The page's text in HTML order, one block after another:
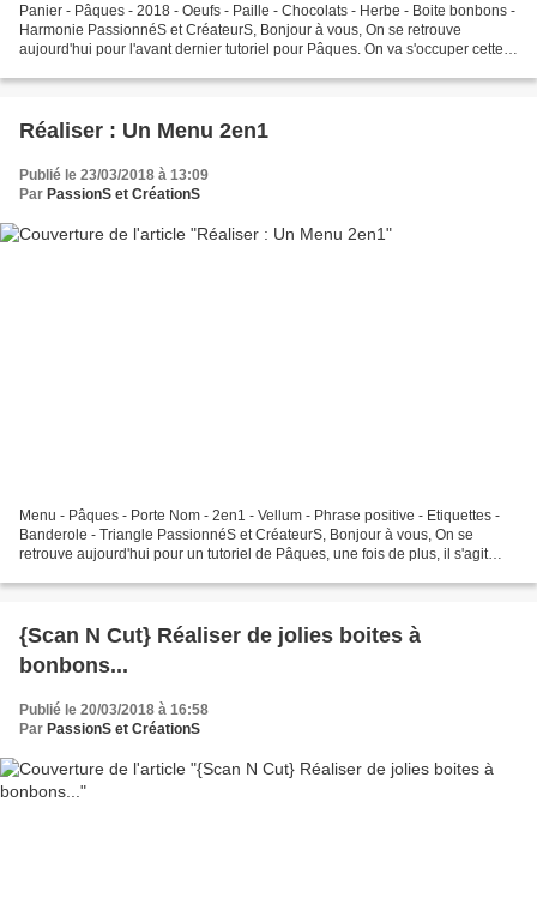
Panier - Pâques - 2018 - Oeufs - Paille - Chocolats - Herbe - Boite bonbons -
Harmonie PassionnéS et CréateurS, Bonjour à vous, On se retrouve
aujourd'hui pour l'avant dernier tutoriel pour Pâques. On va s'occuper cette
Réaliser : Un Menu 2en1
Publié le 23/03/2018 à 13:09
Par PassionS et CréationS
Menu - Pâques - Porte Nom - 2en1 - Vellum - Phrase positive - Etiquettes -
Banderole - Triangle PassionnéS et CréateurS, Bonjour à vous, On se
retrouve aujourd'hui pour un tutoriel de Pâques, une fois de plus, il s'agit
{Scan N Cut} Réaliser de jolies boites à
bonbons...
Publié le 20/03/2018 à 16:58
Par PassionS et CréationS